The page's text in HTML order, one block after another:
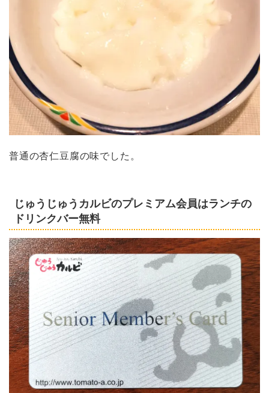
普通の杏仁豆腐の味でした。
じゅうじゅうカルビのプレミアム会員はランチの
ドリンクバー無料